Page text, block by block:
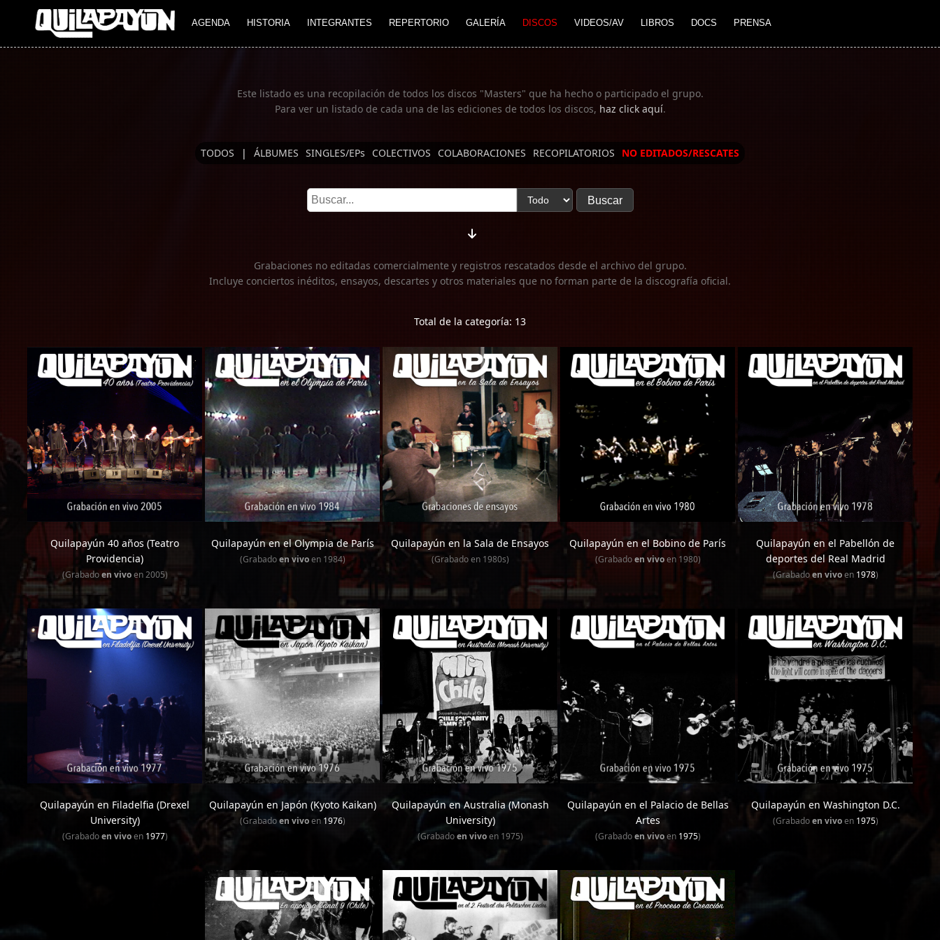
AGENDA HISTORIA INTEGRANTES REPERTORIO GALERÍA DISCOS VIDEOS/AV LIBROS DOCS PRENSA
Imagen 01
Este listado es una recopilación de todos los discos "Masters" que ha hecho o participado el grupo.
Para ver un listado de cada una de las ediciones de todos los discos, haz click aquí.
TODOS | ÁLBUMES SINGLES/EPs COLECTIVOS COLABORACIONES RECOPILATORIOS NO EDITADOS/RESCATES
Grabaciones no editadas comercialmente y registros rescatados desde el archivo del grupo.
Incluye conciertos inéditos, ensayos, descartes y otros materiales que no forman parte de la discografía oficial.
Total de la categoría: 13
Quilapayún 40 años (Teatro
Providencia)
(Grabadoen vivoen 2005)
Quilapayún en el Olympia de París
(Grabadoen vivoen 1984)
Quilapayún en la Sala de Ensayos
(Grabado en 1980s)
Quilapayún en el Bobino de París
(Grabadoen vivoen 1980)
Quilapayún en el Pabellón de
deportes del Real Madrid
(Grabadoen vivoen 1978)
Quilapayún en Filadelfia (Drexel
University)
(Grabadoen vivoen 1977)
Quilapayún en Japón (Kyoto Kaikan)
(Grabadoen vivoen 1976)
Quilapayún en Australia (Monash
University)
(Grabadoen vivoen 1975)
Quilapayún en el Palacio de Bellas
Artes
(Grabadoen vivoen 1975)
Quilapayún en Washington D.C.
(Grabadoen vivoen 1975)